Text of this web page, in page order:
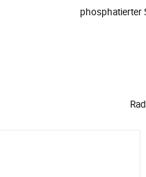
phosphatierter